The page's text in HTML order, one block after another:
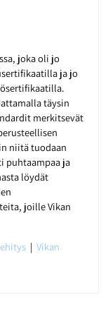
joka oli jo
ja jo
täysin
merkitsevät
niitä tuodaan
puhtaampaa ja
löydät
joille Vikan
| Vikan